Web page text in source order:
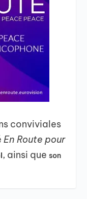
conviviales
En Route pour
, ainsi queson